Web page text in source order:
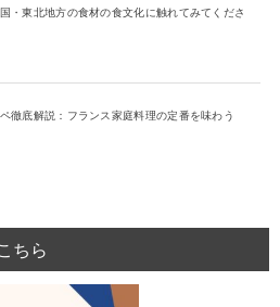
・東北地方の食材の食文化に触れてみてくださ
徹底解説：フランス家庭料理の定番を味わう
ちら